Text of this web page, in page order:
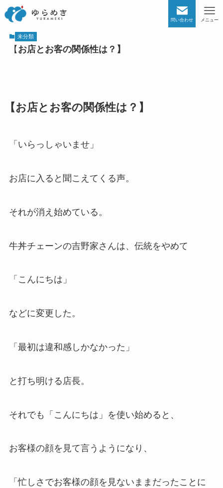
問い合わせ メニュー
未分類
【 お店とお客の関係性は？】
【お店とお客の関係性は？】
「いらっしゃいませ」
お店に入ると聞こえてくる声。
それが消え始めている。
牛丼チェーンの吉野家さんは、伝統をやめて
「こんにちは」
などに変更した。
「最初は違和感しかなかった」
と打ち明ける店長。
それでも「こんにちは」を使い始めると、
お客様の顔を見て言うようになり、
「忙しさでお客様の顔を見ないままだったことに